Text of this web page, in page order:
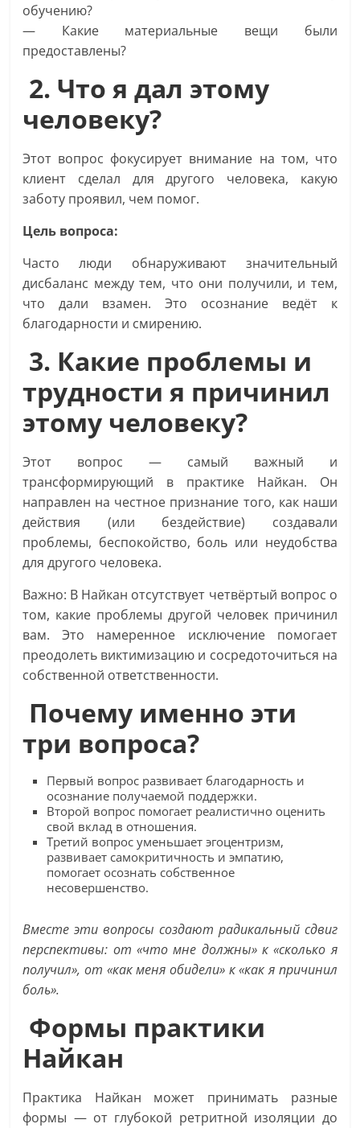
обучению?
— Какие материальные вещи были
предоставлены?
2. Что я дал этому
человеку?
Этот вопрос фокусирует внимание на том, что
клиент сделал для другого человека, какую
заботу проявил, чем помог.
Цель вопроса:
Часто люди обнаруживают значительный
дисбаланс между тем, что они получили, и тем,
что дали взамен. Это осознание ведёт к
благодарности и смирению.
3. Какие проблемы и
трудности я причинил
этому человеку?
Этот вопрос — самый важный и
трансформирующий в практике Найкан. Он
направлен на честное признание того, как наши
действия (или бездействие) создавали
проблемы, беспокойство, боль или неудобства
для другого человека.
Важно: В Найкан отсутствует четвёртый вопрос о
том, какие проблемы другой человек причинил
вам. Это намеренное исключение помогает
преодолеть виктимизацию и сосредоточиться на
собственной ответственности.
Почему именно эти
три вопроса?
Первый вопрос развивает благодарность и
осознание получаемой поддержки.
Второй вопрос помогает реалистично оценить
свой вклад в отношения.
Третий вопрос уменьшает эгоцентризм,
развивает самокритичность и эмпатию,
помогает осознать собственное
несовершенство.
Вместе эти вопросы создают радикальный сдвиг
перспективы: от «что мне должны» к «сколько я
получил», от «как меня обидели» к «как я причинил
боль».
Формы практики
Найкан
Практика Найкан может принимать разные
формы — от глубокой ретритной изоляции до